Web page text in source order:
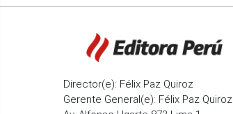
Director(e): Félix Paz Quiroz
Gerente General(e): Félix Paz Quiroz